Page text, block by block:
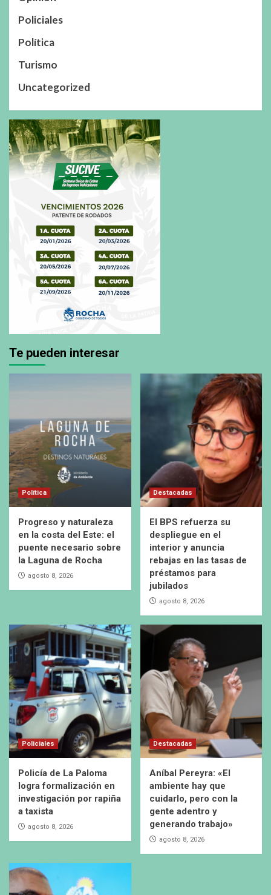
Policiales
Política
Turismo
Uncategorized
Te pueden interesar
Política
Progreso y naturaleza
en la costa del Este: el
puente necesario sobre
la Laguna de Rocha
agosto 8, 2026
Destacadas
El BPS refuerza su
despliegue en el
interior y anuncia
rebajas en las tasas de
préstamos para
jubilados
agosto 8, 2026
Policiales
Policía de La Paloma
logra formalización en
investigación por rapiña
a taxista
agosto 8, 2026
Destacadas
Aníbal Pereyra: «El
ambiente hay que
cuidarlo, pero con la
gente adentro y
generando trabajo»
agosto 8, 2026